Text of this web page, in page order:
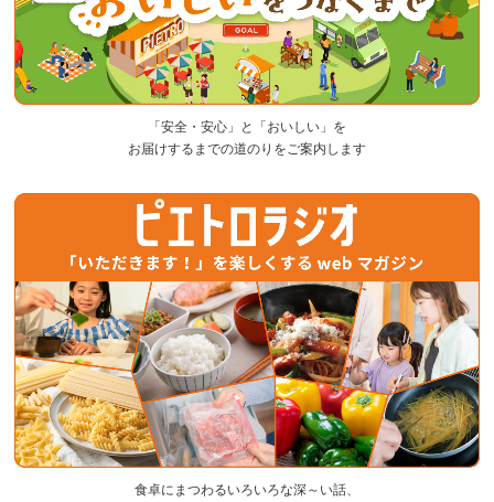
「安全・安心」と「おいしい」を
お届けするまでの道のりをご案内します
食卓にまつわるいろいろな深～い話、